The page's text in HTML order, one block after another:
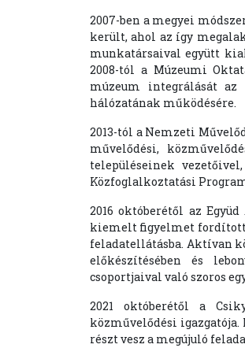
2007-ben a megyei
került, ahol az így
munkatársaival együtt
2008-tól a Múzeumi
múzeum integrálását
hálózatának működésére.
2013-tól a Nemzeti
művelődési,
településeinek
Közfoglalkoztatási
2016 októberétől az
kiemelt figyelmet fordított
feladatellátásba. Aktívan
előkészítésében és
csoportjaival való szoros
2021 októberétől a
közművelődési
részt vesz a megújuló